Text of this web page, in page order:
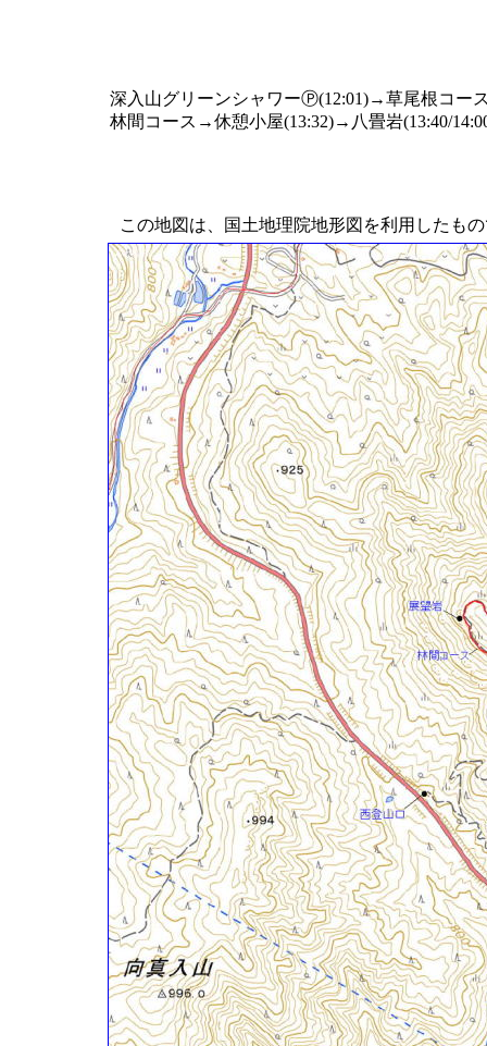
深入山グリーンシャワーⓅ(12:01)→草尾根コー
林間コース→休憩小屋(13:32)→八畳岩(13:40/
この地図は、国土地理院地形図を利用した